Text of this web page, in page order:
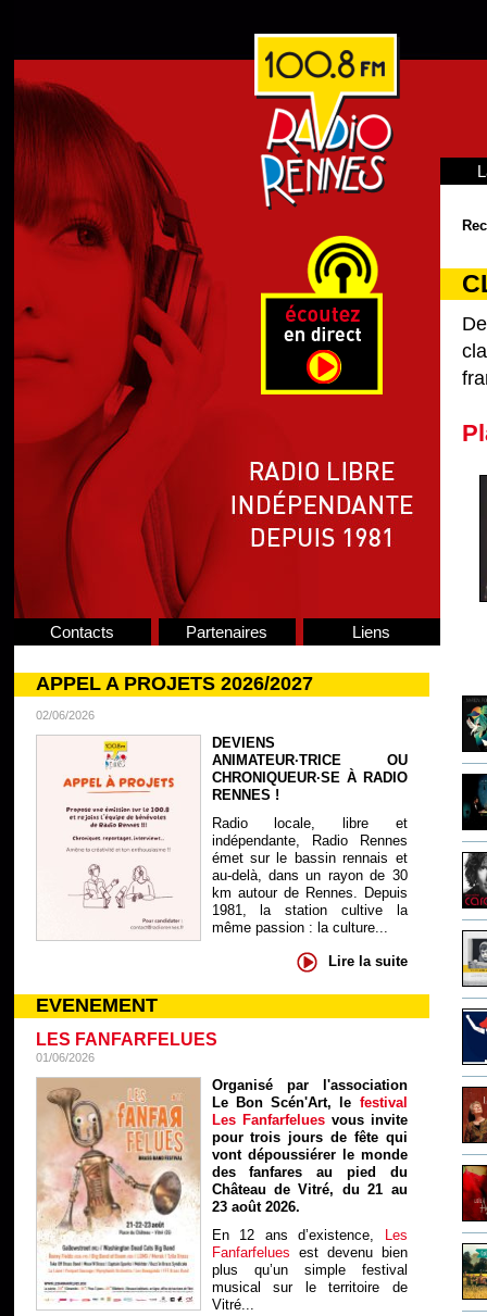
Contacts Partenaires Liens
APPEL A PROJETS 2026/2027
02/06/2026
DEVIENS
ANIMATEUR·TRICE OU
CHRONIQUEUR·SE À RADIO
RENNES !
Radio locale, libre et
indépendante, Radio Rennes
émet sur le bassin rennais et
au-delà, dans un rayon de 30
km autour de Rennes. Depuis
1981, la station cultive la
même passion : la culture...
Lire la suite
EVENEMENT
LES FANFARFELUES
01/06/2026
Organisé par l'association
Le Bon Scén'Art, le festival
Les Fanfarfelues vous invite
pour trois jours de fête qui
vont dépoussiérer le monde
des fanfares au pied du
Château de Vitré, du 21 au
23 août 2026.
En 12 ans d’existence, Les
Fanfarfelues est devenu bien
plus qu’un simple festival
musical sur le territoire de
Vitré...